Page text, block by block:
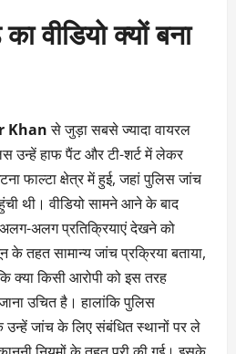
वीडियो क्यों बना
Khanसे जुड़ा सबसे ज्यादा वायरल
उन्हें हाफ पैंट और टी-शर्ट में लेकर
फाल्टा क्षेत्र में हुई, जहां पुलिस जांच
थी। वीडियो सामने आने के बाद
अलग प्रतिक्रियाएं देखने को
तहत सामान्य जांच प्रक्रिया बताया,
क्या किसी आरोपी को इस तरह
उचित है। हालांकि पुलिस
उन्हें जांच के लिए संबंधित स्थानों पर ले